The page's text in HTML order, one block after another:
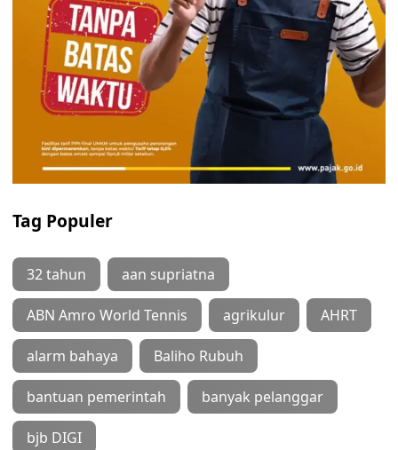
Tag Populer
32 tahun aan supriatna
ABN Amro World Tennis agrikulur AHRT
alarm bahaya Baliho Rubuh
bantuan pemerintah banyak pelanggar
bjb DIGI